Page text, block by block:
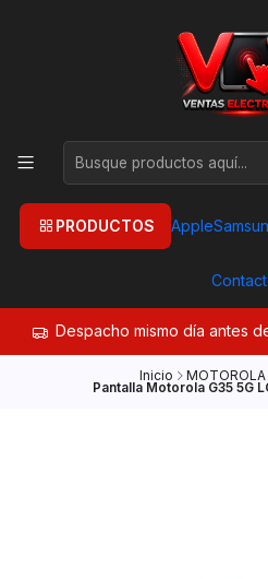
PRODUCTOS Apple
Despacho mismo día antes
Inicio MOTOROLA
Pantalla Motorola G35 5G